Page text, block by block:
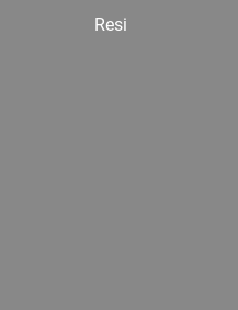
Resi